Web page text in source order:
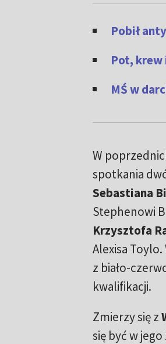
Pobił
Pot, krew
MŚ w
W
spotkania
Sebastiana
Stephenowi
Krzysztofa
Alexisa
z biało-
kwalifikacji.
Zmierzy się z
się być w